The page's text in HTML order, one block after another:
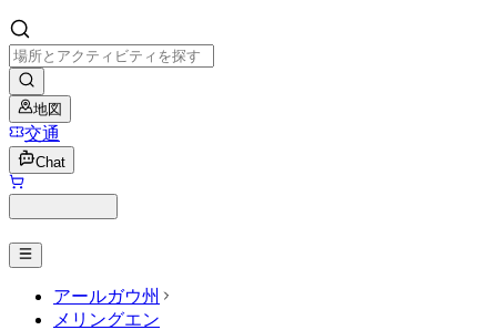
地図
交通
Chat
アールガウ州
メリングエン